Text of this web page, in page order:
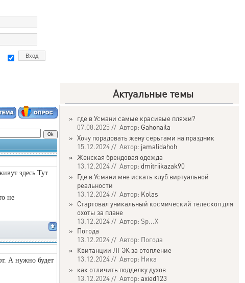
Актуальные темы
здесь.Тут
не
А нужно будет
» где в Усмани самые красивые пляжи?
07.08.2025 // Автор: Gahonaila
» Хочу порадовать жену серьгами на праздник
15.12.2024 // Автор: jamalidahoh
» Женская брендовая одежда
13.12.2024 // Автор: dmitriikazak90
» Где в Усмани мне искать клуб виртуальной
реальности
13.12.2024 // Автор: Kolas
» Стартовал уникальный космический телескоп для
охоты за плане
13.12.2024 // Автор: Sp...X
» Погода
13.12.2024 // Автор: Погода
» Квитанции ЛГЭК за отопление
13.12.2024 // Автор: Ника
» как отличить подделку духов
13.12.2024 // Автор: axied123